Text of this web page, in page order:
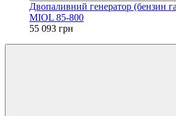
Двопаливний генератор (бензин
MIOL 85-800
55 093 грн